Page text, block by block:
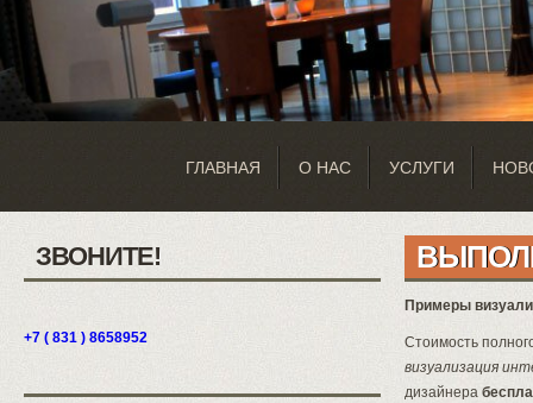
ГЛАВНАЯ О НАС УСЛУГИ
ЗВОНИТЕ!
+7 ( 831 ) 8658952
Примеры
Стоимость
визуализация
дизайнера